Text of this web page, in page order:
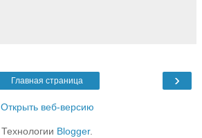
›
Главная страница
Открыть веб-версию
Технологии Blogger.